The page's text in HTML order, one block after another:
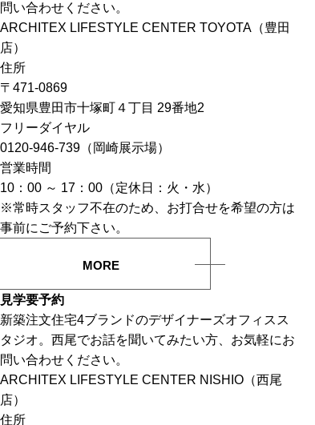
問い合わせください。
ARCHITEX LIFESTYLE CENTER TOYOTA（豊田
店）
住所
〒471-0869
愛知県豊田市十塚町４丁目 29番地2
フリーダイヤル
0120-946-739（岡崎展示場）
営業時間
10：00 ～ 17：00（定休日：火・水）
※常時スタッフ不在のため、お打合せを希望の方は
事前にご予約下さい。
MORE
見学要予約
新築注文住宅4ブランドのデザイナーズオフィスス
タジオ。西尾でお話を聞いてみたい方、お気軽にお
問い合わせください。
ARCHITEX LIFESTYLE CENTER NISHIO（西尾
店）
住所